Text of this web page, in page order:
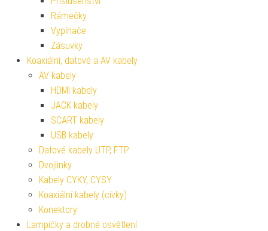
Rámečky
Vypínače
Zásuvky
Koaxiální, datové a AV kabely
AV kabely
HDMI kabely
JACK kabely
SCART kabely
USB kabely
Datové kabely UTP, FTP
Dvojlinky
Kabely CYKY, CYSY
Koaxiální kabely (cívky)
Konektory
Lampičky a drobné osvětlení